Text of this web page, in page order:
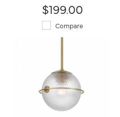
$199.00
Compare